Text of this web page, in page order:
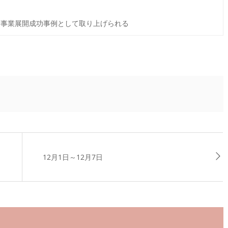
展開成功事例として取り上げられる
12月1日～12月7日